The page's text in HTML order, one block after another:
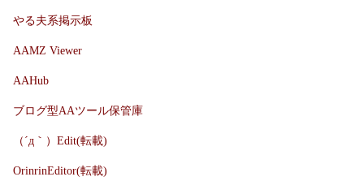
やる夫系掲示板
AAMZ Viewer
AAHub
ブログ型AAツール保管庫
（´д｀）Edit(転載)
OrinrinEditor(転載)